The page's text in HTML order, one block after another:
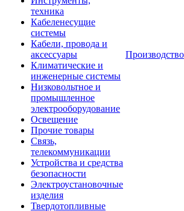
техника
Кабеленесущие
системы
Кабели, провода и
аксессуары
Климатические и
инженерные системы
Низковольтное и
промышленное
электрооборудование
Освещение
Прочие товары
Связь,
телекоммуникации
Устройства и средства
безопасности
Электроустановочные
изделия
Твердотопливные
Производство